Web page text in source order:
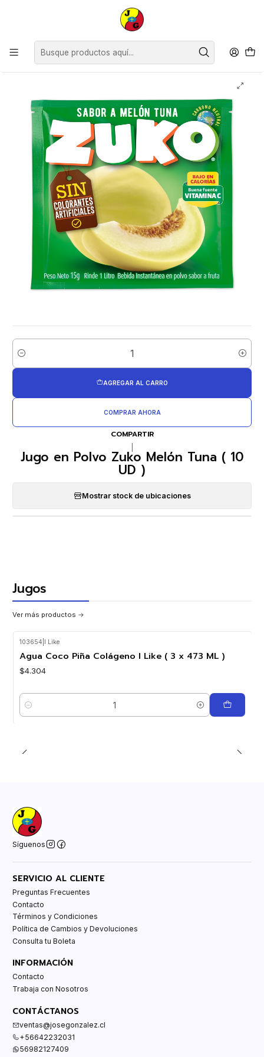
Disponible sólo Retiro en Tienda Osorno.
Bebidas Jugos y Aguas
Jugo en Polvo Zuko Melón Tuna ( 10 UD )
Cantidad
AGREGAR AL CARRO
COMPRAR AHORA
COMPARTIR
Jugo en Polvo Zuko Melón Tuna ( 10
UD )
Mostrar stock de ubicaciones
Jugos
Ver más productos
103654 I Like
Agua Coco Piña Colágeno I Like ( 3 x 473 ML )
$4.304
Cantidad
Síguenos
SERVICIO AL CLIENTE
Preguntas Frecuentes
Contacto
Términos y Condiciones
Política de Cambios y Devoluciones
Consulta tu Boleta
INFORMACIÓN
Contacto
Trabaja con Nosotros
CONTÁCTANOS
ventas@josegonzalez.cl
+56642232031
56982127409